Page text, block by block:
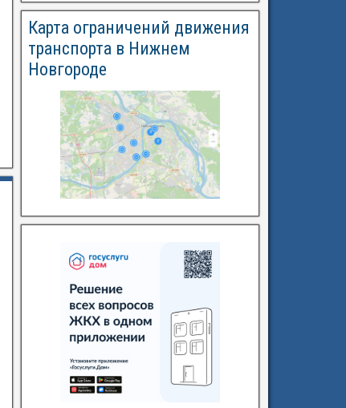
Карта ограничений движения
транспорта в Нижнем
Новгороде